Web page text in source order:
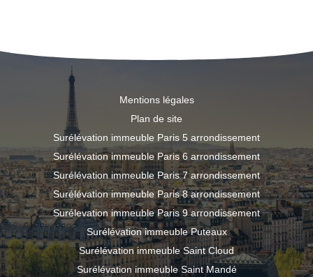
Mentions légales
Plan de site
Surélévation immeuble Paris 5 arrondissement
Surélévation immeuble Paris 6 arrondissement
Surélévation immeuble Paris 7 arrondissement
Surélévation immeuble Paris 8 arrondissement
Surélevation immeuble Paris 9 arrondissement
Surélévation immeuble Puteaux
Surélévation immeuble Saint Cloud
Surélévation immeuble Saint Mandé